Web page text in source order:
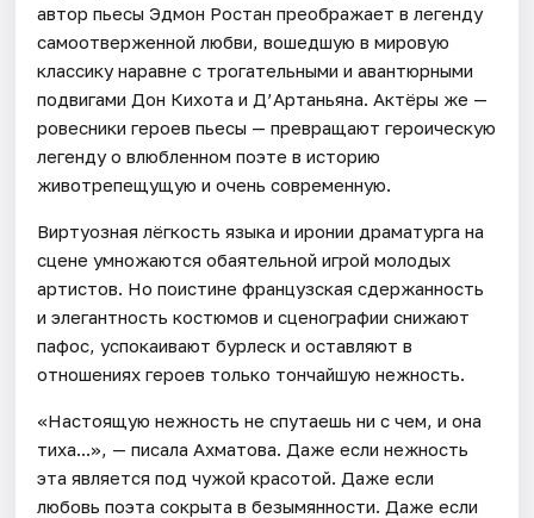
автор пьесы Эдмон Ростан преображает в легенду
самоотверженной любви, вошедшую в мировую
классику наравне с трогательными и авантюрными
подвигами Дон Кихота и Д’Артаньяна. Актёры же —
ровесники героев пьесы — превращают героическую
легенду о влюбленном поэте в историю
животрепещущую и очень современную.
Виртуозная лёгкость языка и иронии драматурга на
сцене умножаются обаятельной игрой молодых
артистов. Но поистине французская сдержанность
и элегантность костюмов и сценографии снижают
пафос, успокаивают бурлеск и оставляют в
отношениях героев только тончайшую нежность.
«Настоящую нежность не спутаешь ни с чем, и она
тиха...», — писала Ахматова. Даже если нежность
эта является под чужой красотой. Даже если
любовь поэта сокрыта в безымянности. Даже если